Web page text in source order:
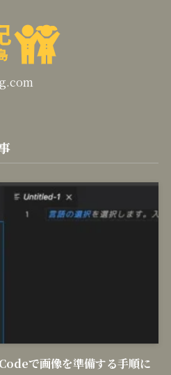
で画像を準備する手順に